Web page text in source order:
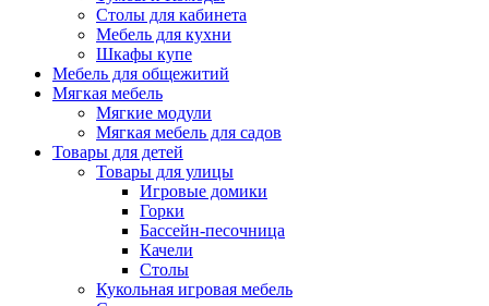
Столы для кабинета
Мебель для кухни
Шкафы купе
Мебель для общежитий
Мягкая мебель
Мягкие модули
Мягкая мебель для садов
Товары для детей
Товары для улицы
Игровые домики
Горки
Бассейн-песочница
Качели
Столы
Кукольная игровая мебель